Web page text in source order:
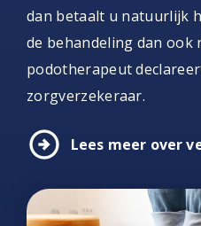
dan betaalt u natuurlijk
de behandeling dan ook
podotherapeut
zorgverzekeraar.
arrow_circle_right Lees meer over